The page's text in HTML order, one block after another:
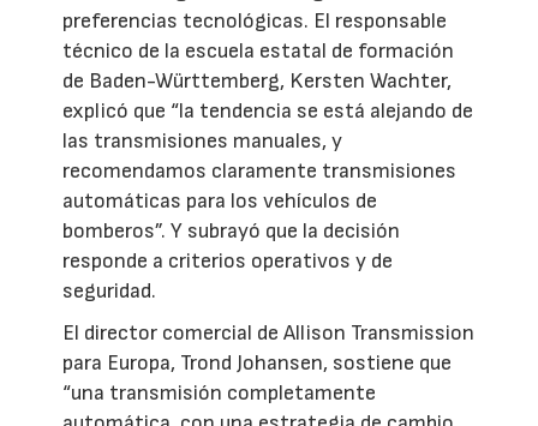
preferencias tecnológicas. El responsable
técnico de la escuela estatal de formación
de Baden-Württemberg, Kersten Wachter,
explicó que “la tendencia se está alejando de
las transmisiones manuales, y
recomendamos claramente transmisiones
automáticas para los vehículos de
bomberos”. Y subrayó que la decisión
responde a criterios operativos y de
seguridad.
El director comercial de Allison Transmission
para Europa, Trond Johansen, sostiene que
“una transmisión completamente